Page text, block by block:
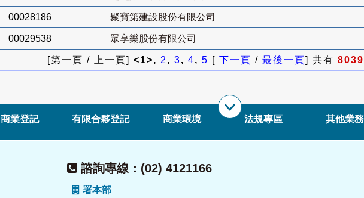
00028186 聚寶第建設股份有限公司
00029538 眾享樂股份有限公司
[第一頁 / 上一頁] <1>, 2, 3, 4, 5 [ 下一頁 / 最後一頁] 共有 8039
商業登記 有限合夥登記 商業環境 法規專區 其他業務
諮詢專線：(02) 4121166
署本部